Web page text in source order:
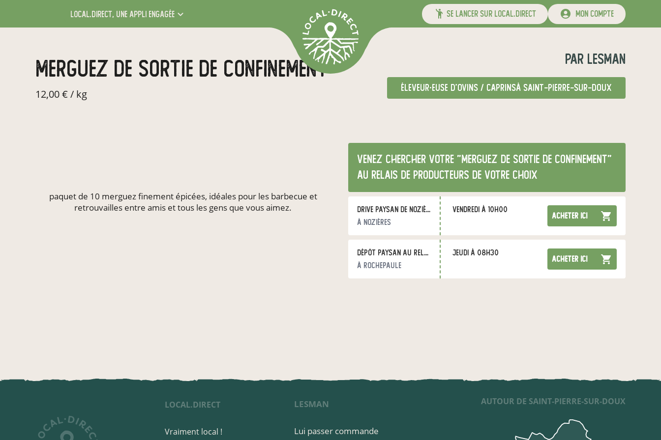
local.direct, une appli engagée se lancer sur local.direct mon compte
merguez de sortie de confinement
12,00 € / kg
par lesman
éleveur·euse d'ovins / caprinsà Saint-Pierre-sur-Doux
paquet de 10 merguez finement épicées, idéales pour les barbecue et
retrouvailles entre amis et tous les gens que vous aimez.
Venez chercher votre "merguez de sortie de confinement"
au relais de producteurs de votre choix
Drive Paysan de Nozières
à Nozières
vendredi à 10h00
acheter ici
Dépôt paysan au Relais de Rochepaule
à Rochepaule
jeudi à 08h30
acheter ici
LOCAL.DIRECT
Vraiment local !
LESMAN
Lui passer commande
AUTOUR DE SAINT-PIERRE-SUR-DOUX